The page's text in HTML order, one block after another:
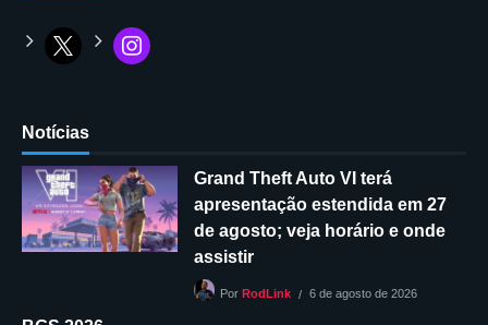
Notícias
Grand Theft Auto VI terá
apresentação estendida em 27
de agosto; veja horário e onde
assistir
Por RodLink 6 de agosto de 2026